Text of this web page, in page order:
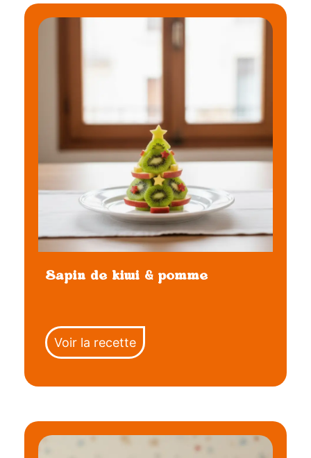
Sapin de kiwi & pomme
Voir la recette